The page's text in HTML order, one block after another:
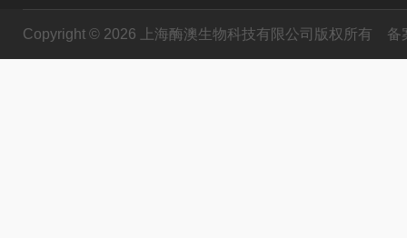
Copyright © 2026 上海酶澳生物科技有限公司版权所有 备